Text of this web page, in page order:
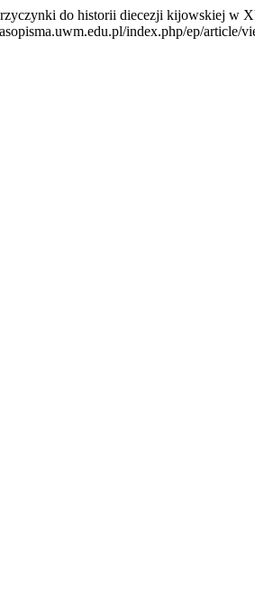
do historii diecezji kijowskiej w
index.php/ep/article/